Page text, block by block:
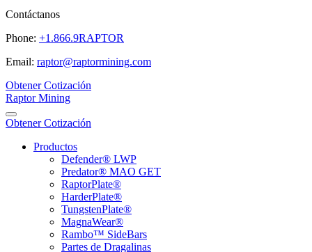
Contáctanos
Phone: +1.866.9RAPTOR
Email: raptor@raptormining.com
Obtener Cotización
Raptor Mining
Obtener Cotización
Productos
Defender® LWP
Predator® MAO GET
RaptorPlate®
HarderPlate®
TungstenPlate®
MagnaWear®
Rambo™ SideBars
Partes de Dragalinas